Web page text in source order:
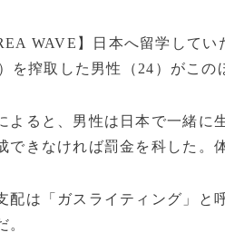
WAVE】日本へ留学して
を搾取した男性（24）がこの
よると、男性は日本で一緒に
できなければ罰金を科した。
配は「ガスライティング」と
。